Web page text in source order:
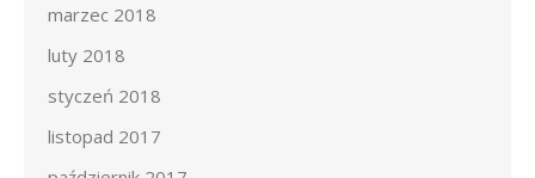
marzec 2018
luty 2018
styczeń 2018
listopad 2017